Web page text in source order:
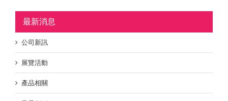
最新消息
公司新訊
展覽活動
產品相關